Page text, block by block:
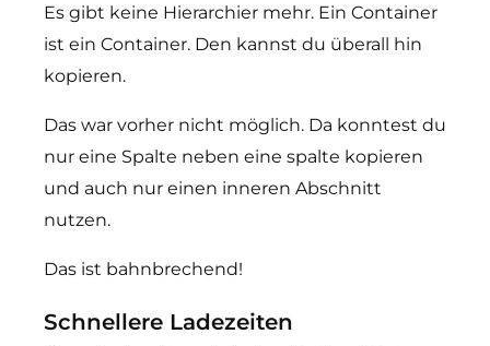
Es gibt keine Hierarchier mehr. Ein Container
ist ein Container. Den kannst du überall hin
kopieren.
Das war vorher nicht möglich. Da konntest du
nur eine Spalte neben eine spalte kopieren
und auch nur einen inneren Abschnitt
nutzen.
Das ist bahnbrechend!
Schnellere Ladezeiten